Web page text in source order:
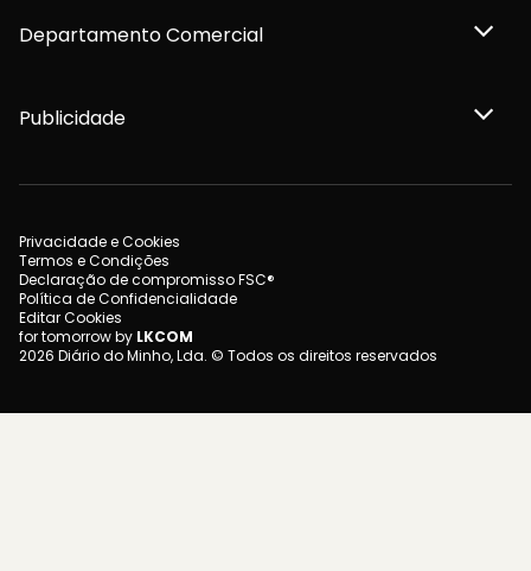
Departamento Comercial
Publicidade
Privacidade e Cookies
Termos e Condições
Declaração de compromisso FSC®
Política de Confidencialidade
Editar Cookies
for tomorrow by LKCOM
2026 Diário do Minho, Lda. © Todos os direitos reservados